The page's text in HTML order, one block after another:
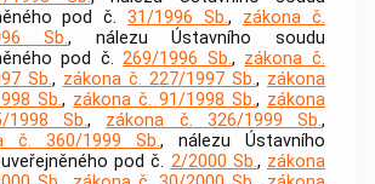
pod č.31/1996 Sb., zákona č.
Sb., nálezu Ústavního soudu
pod č.269/1996 Sb., zákona č.
Sb., zákona č. 227/1997 Sb., zákona
Sb., zákona č. 91/1998 Sb., zákona
1998 Sb., zákona č. 326/1999 Sb.,
č. 360/1999 Sb., nálezu Ústavního
pod č. 2/2000 Sb., zákona